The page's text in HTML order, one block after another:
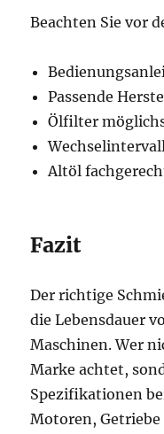
Beachten Sie vor
Passende
Ölfilter
Altöl
Fazit
Der richtige
die Lebensdauer
Maschinen. Wer
Marke achtet,
Spezifikationen
Motoren,